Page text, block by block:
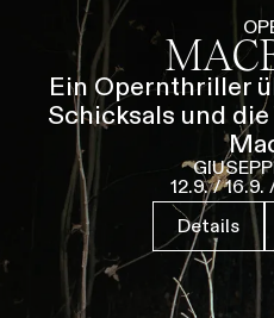
Führungen
Ein Opernthriller
Schicksals und
12.9. / 16.9.
Details